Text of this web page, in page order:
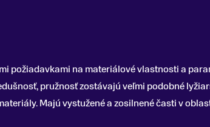
požiadavkami na materiálové vlastnosti a
pružnosť zostávajú veľmi podobné
Majú vystužené a zosilnené časti v